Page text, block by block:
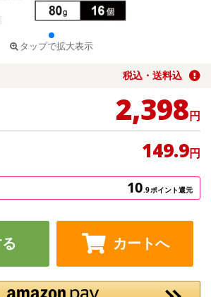
タップで拡大表示
税込・送料込
2,398円
149.9円
10.9ポイント還元
カートへ